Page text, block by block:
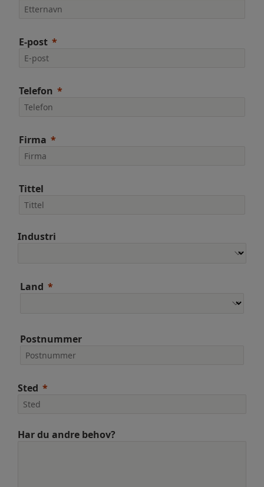
E-post
Telefon
Firma
Tittel
Industri
Land
Postnummer
Sted
Har du andre behov?